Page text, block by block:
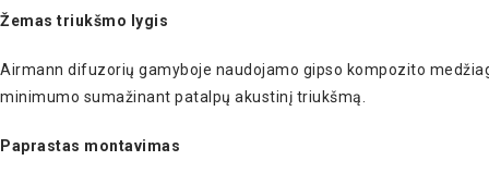
Žemas triukšmo lygis
Airmann difuzorių gamyboje naudojamo gipso kompozito
minimumo sumažinant patalpų akustinį triukšmą.
Paprastas montavimas